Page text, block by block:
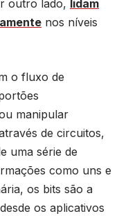
outro lado, lidam
nos níveis
o fluxo de
manipular
de circuitos,
uma série de
como uns e
os bits são a
os aplicativos